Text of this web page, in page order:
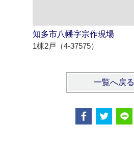
知多市八幡字宗作現場
1棟2戸（4-37575）
一覧へ戻る